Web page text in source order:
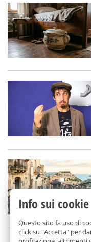
Info sui cookie
Questo sito fa uso di
click su "Accetta" per